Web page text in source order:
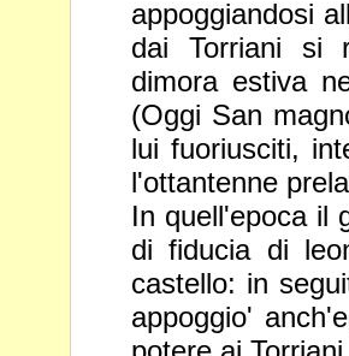
appoggiandosi
dai Torriani si
dimora estiva
(Oggi San
lui fuoriusciti,
l'ottantenne
In quell'epoca il
di fiducia di
castello: in
appoggio'